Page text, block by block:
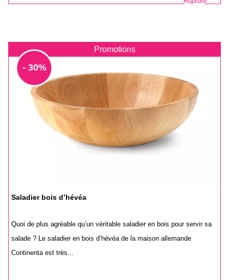
Promotions
- 30%
Saladier bois d’hévéa
Quoi de plus agréable qu’un véritable saladier en bois pour servir sa
salade ? Le saladier en bois d’hévéa de la maison allemande
Continenta est très...